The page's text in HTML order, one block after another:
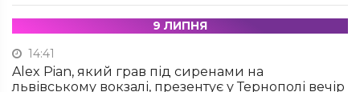
9 ЛИПНЯ
14:41
Alex Pian, який грав під сиренами на
львівському вокзалі, презентує у Тернополі вечір